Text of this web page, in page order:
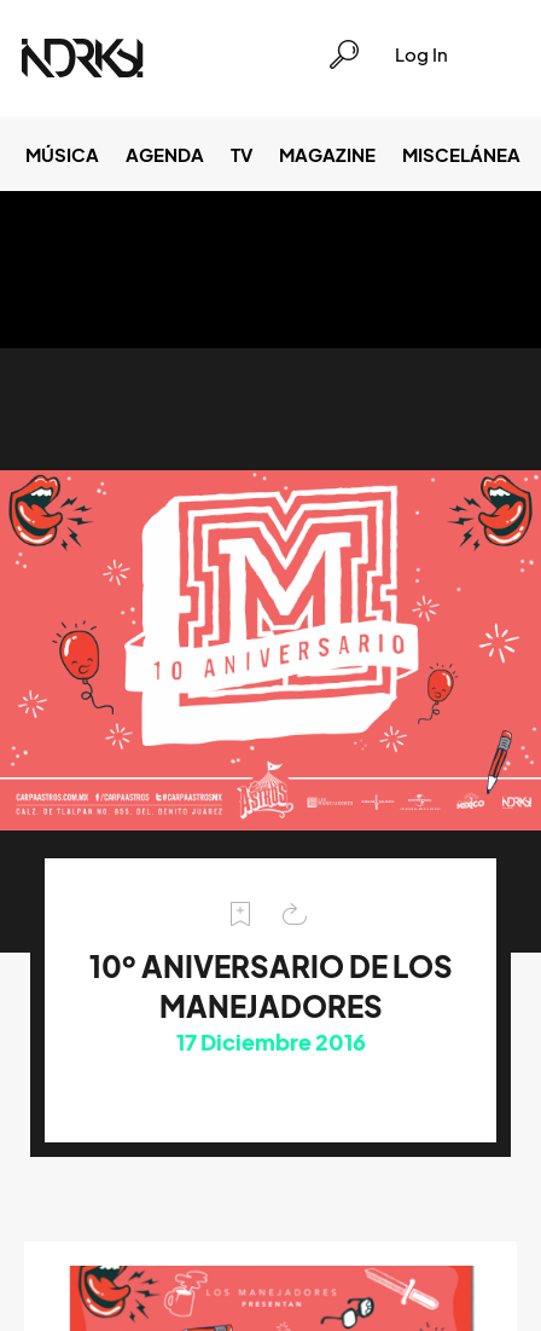
Log In
MÚSICA AGENDA TV MAGAZINE MISCELÁNEA
10º ANIVERSARIO DE LOS
MANEJADORES
17Diciembre 2016